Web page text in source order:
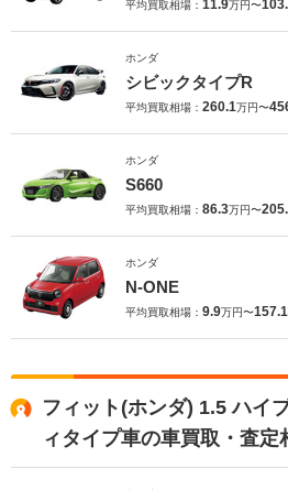
平均買取相場： 11.9万円〜
ホンダ
シビックタイプR
平均買取相場： 260.1万円〜
ホンダ
S660
平均買取相場： 86.3万円〜
ホンダ
N-ONE
平均買取相場： 9.9万円〜157.1
フィット(ホンダ) 1.5 ハイ
ィタイプ車の車買取・査定